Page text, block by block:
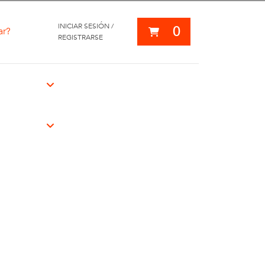
INICIAR SESIÓN /
REGISTRARSE
0